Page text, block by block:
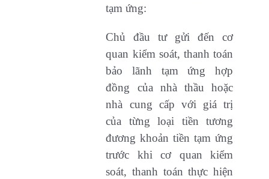
tạm ứng:
Chủ đầu tư gửi đến cơ
quan kiểm soát, thanh toán
bảo lãnh tạm ứng hợp
đồng của nhà thầu hoặc
nhà cung cấp với giá trị
của từng loại tiền tương
đương khoản tiền tạm ứng
trước khi cơ quan kiểm
soát, thanh toán thực hiện